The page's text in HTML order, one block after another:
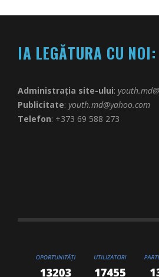
IA LEGĂTURA CU NOI:
Administrația site-ului:
Publicitate: youth.md@yahoo.com
Telefon: +373 69 588 273